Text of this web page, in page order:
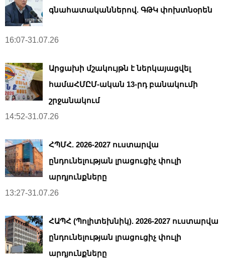
գնահատականներով. ԳԹԿ փոխտնօրեն
16:07-31.07.26
Արցախի մշակույթն է ներկայացվել
համաՀՄԸՄ-ական 13-րդ բանակումի
շրջանակում
14:52-31.07.26
ՀՊՄՀ. 2026-2027 ուստարվա
ընդունելության լրացուցիչ փուլի
արդյունքները
13:27-31.07.26
ՀԱՊՀ (Պոլիտեխնիկ). 2026-2027 ուստարվա
ընդունելության լրացուցիչ փուլի
արդյունքները